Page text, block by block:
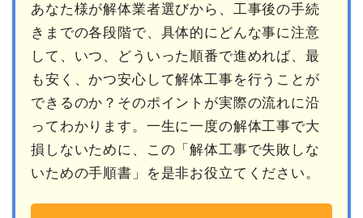
あなた様が解体業者選びから、工事後の手続
きまでの各段階で、具体的にどんな事に注意
して、いつ、どういった順番で進めれば、最
も安く、かつ安心して解体工事を行うことが
できるのか？そのポイントが実際の流れに沿
ってわかります。一生に一度の解体工事で大
損しないために、この「解体工事で失敗しな
いための手順書」を是非お役立てください。